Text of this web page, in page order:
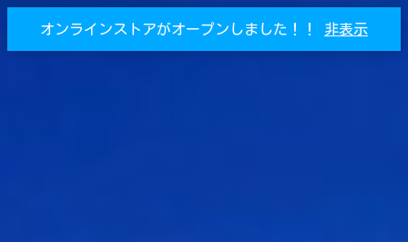
オンラインストアがオープンしました！！ 非表示